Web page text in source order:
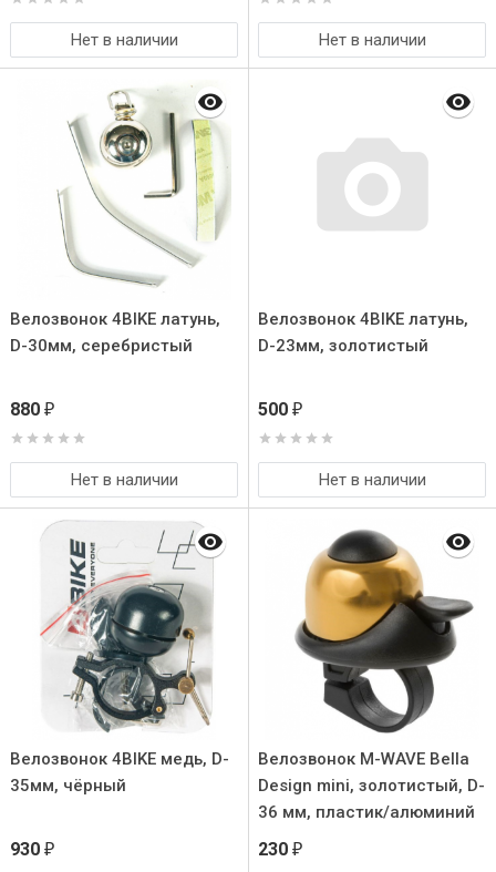
Нет в наличии Нет в наличии
Велозвонок 4BIKE латунь,
D-30мм, серебристый
880 ₽
Нет в наличии
Велозвонок 4BIKE латунь,
D-23мм, золотистый
500 ₽
Нет в наличии
Велозвонок 4BIKE медь, D-
35мм, чёрный
930 ₽
Велозвонок M-WAVE Bella
Design mini, золотистый, D-
36 мм, пластик/алюминий
230 ₽